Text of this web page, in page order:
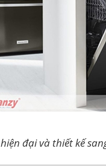
hiện đại và thiết kế